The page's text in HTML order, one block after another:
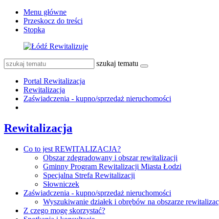
Menu główne
Przeskocz do treści
Stopka
szukaj tematu
Portal Rewitalizacja
Rewitalizacja
Zaświadczenia - kupno/sprzedaż nieruchomości
Rewitalizacja
Co to jest REWITALIZACJA?
Obszar zdegradowany i obszar rewitalizacji
Gminny Program Rewitalizacji Miasta Łodzi
Specjalna Strefa Rewitalizacji
Słowniczek
Zaświadczenia - kupno/sprzedaż nieruchomości
Wyszukiwanie działek i obrębów na obszarze
Z czego mogę skorzystać?